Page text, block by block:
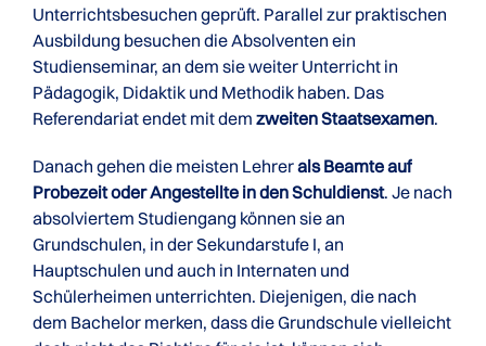
Unterrichtsbesuchen geprüft. Parallel zur praktischen
Ausbildung besuchen die Absolventen ein
Studienseminar, an dem sie weiter Unterricht in
Pädagogik, Didaktik und Methodik haben. Das
Referendariat endet mit dem zweiten Staatsexamen.
Danach gehen die meisten Lehrerals Beamte auf
Probezeit oder Angestellte in den Schuldienst. Je nach
absolviertem Studiengang können sie an
Grundschulen, in der Sekundarstufe I, an
Hauptschulen und auch in Internaten und
Schülerheimen unterrichten. Diejenigen, die nach
dem Bachelor merken, dass die Grundschule vielleicht